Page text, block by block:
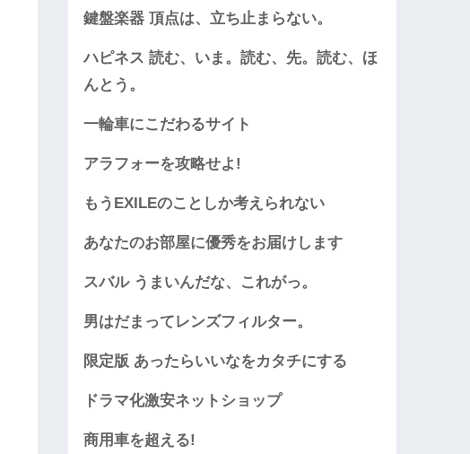
鍵盤楽器 頂点は、立ち止まらない。
ハピネス 読む、いま。読む、先。読む、ほ
んとう。
一輪車にこだわるサイト
アラフォーを攻略せよ!
もうEXILEのことしか考えられない
あなたのお部屋に優秀をお届けします
スバル うまいんだな、これがっ。
男はだまってレンズフィルター。
限定版 あったらいいなをカタチにする
ドラマ化激安ネットショップ
商用車を超える!